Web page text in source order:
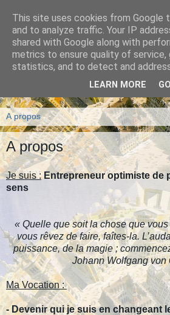
Blog de Chris
A propos
Je suis : Entrepreneur optimiste de
sens
« Quelle que soit la chose que
vous rêvez de faire, faîtes-la.
puissance, de la magie ;
Johann Wolfgang von
Ma Vocation :
- Devenir qui je suis en changeant
This site uses cookies from Google
and to analyze traffic. Your IP
shared with Google along with
metrics to ensure quality of service,
statistics, and to detect and
LEARN MORE